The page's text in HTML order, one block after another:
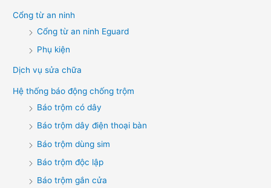
Cổng từ an ninh
Cổng từ an ninh Eguard
Phụ kiện
Dịch vụ sửa chữa
Hệ thống báo động chống trộm
Báo trộm có dây
Báo trộm dây điện thoại bàn
Báo trộm dùng sim
Báo trộm độc lập
Báo trộm gắn cửa